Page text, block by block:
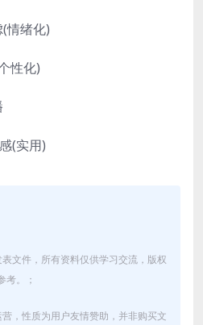
情绪化)
性化)
(实用)
表文件，所有资料仅供学习交流，版权
考。；
营，性质为用户友情赞助，并非购买文